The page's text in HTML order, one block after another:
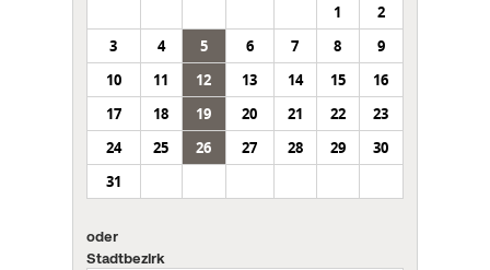
1
2
3
4 5 6 7 8
9
10
11 12 13 14 15
16
17
18 19 20 21 22
23
24
25 26 27 28 29
30
31
oder
Stadtbezirk